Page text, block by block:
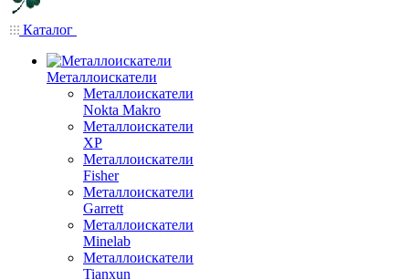
Каталог
Металлоискатели
Металлоискатели
Nokta Makro
Металлоискатели
XP
Металлоискатели
Fisher
Металлоискатели
Garrett
Металлоискатели
Minelab
Металлоискатели
Tianxun